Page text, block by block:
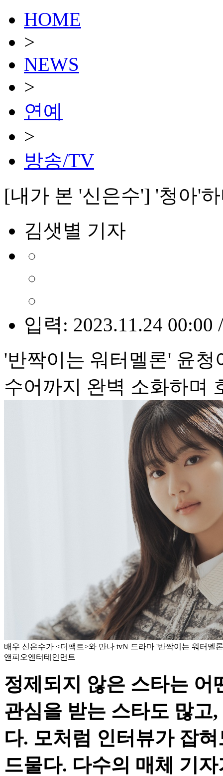
HOME
>
NEWS
>
연예
>
방송/TV
[내가 본 '신은수'] '청아'
김샛별 기자
입력: 2023.11.24 00:00
'반짝이는 워터멜론' 윤청
수어까지 완벽 소화하며
배우 신은수가 <더팩트>와 만나 tvN 드라마 '반짝이는 워터멜
앤피오엔터테인먼트
정제되지 않은 스타는 어
관심을 받는 스타도 많고
다. 모처럼 인터뷰가 잡
드물다. 다수의 매체 기